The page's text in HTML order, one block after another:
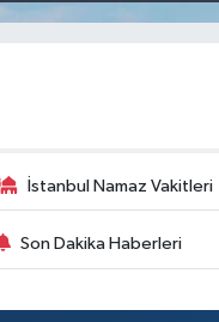
İstanbul Namaz Vakitleri
Son Dakika Haberleri